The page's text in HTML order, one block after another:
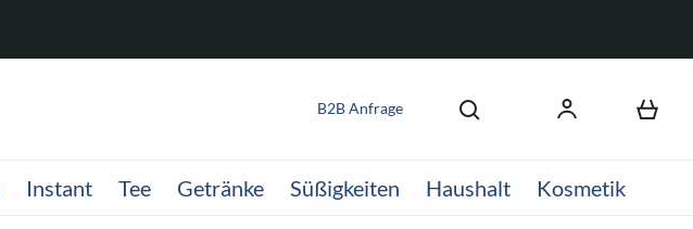
B2B Anfrage
Instant Tee Getränke Süßigkeiten Haushalt Kosmetik